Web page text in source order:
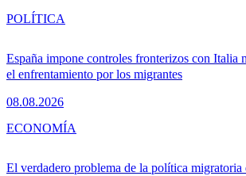
España impone controles fronterizos con Italia
el enfrentamiento por los migrantes
08.08.2026
POLÍTICA
El verdadero problema de la política migratoria
ECONOMÍA